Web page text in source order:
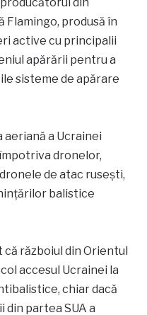
produsă în
active cu principalii
apărării pentru a
sisteme de apărare
a Ucrainei
dronelor,
de atac rusești,
balistice
războiul din Orientul
accesul Ucrainei la
chiar dacă
din partea SUA a